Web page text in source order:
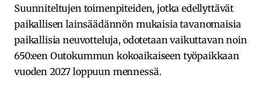
Suunniteltujen toimenpiteiden, jotka edellyttävät
paikallisen lainsäädännön mukaisia tavanomaisia
paikallisia neuvotteluja, odotetaan vaikuttavan noin
650:een Outokummun kokoaikaiseen työpaikkaan
vuoden 2027 loppuun mennessä.